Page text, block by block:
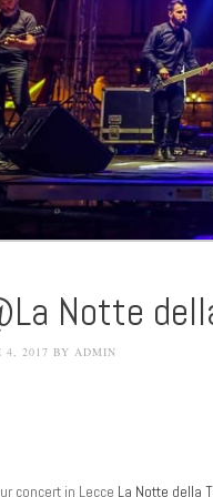
Notte
4, 2017 BY ADMIN
concert in Lecce La Notte della